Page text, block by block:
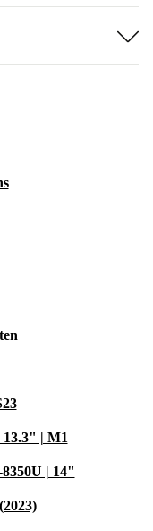
| M1
| 14"